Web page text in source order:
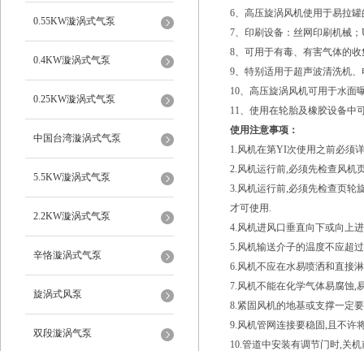
0.55KW漩涡式气泵
0.4KW漩涡式气泵
0.25KW漩涡式气泵
中国台湾漩涡式气泵
5.5KW漩涡式气泵
2.2KW漩涡式气泵
辛恪漩涡式气泵
旋涡式风泵
双段漩涡气泵
6、高压旋涡风机使用于易拉
7、印刷设备：丝网印刷机械
8、可用于有毒、有害气体的
9、特别适用于超声波清洗机
10、高压旋涡风机可用于水面
11、使用在轮胎及橡胶设备中
使用注意事项：
1.风机在第YI次使用之前必须
2.风机运行前,必须先检查风机
3.风机运行前,必须先检查页轮
才可使用.
4.风机进风口垂直向下或向上
5.风机输送介子的温度不应超
6.风机不应在水易喷洒和直接
7.风机不能在化学气体易腐蚀,
8.紧固风机的地基或支撑一定
9.风机管网连接要稳固,且不许
10.管道中安装有调节门时,关